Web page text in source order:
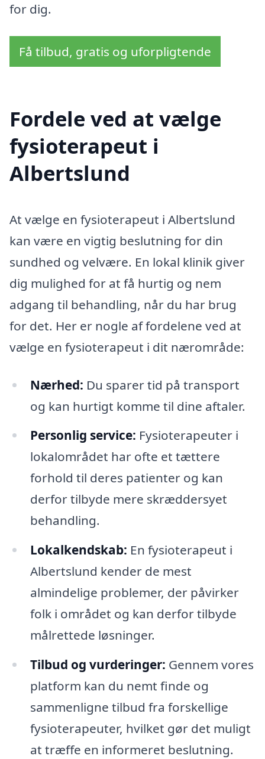
for dig.
Få tilbud, gratis og uforpligtende
Fordele ved at vælge
fysioterapeut i
Albertslund
At vælge en fysioterapeut i Albertslund
kan være en vigtig beslutning for din
sundhed og velvære. En lokal klinik giver
dig mulighed for at få hurtig og nem
adgang til behandling, når du har brug
for det. Her er nogle af fordelene ved at
vælge en fysioterapeut i dit nærområde:
Nærhed: Du sparer tid på transport
og kan hurtigt komme til dine aftaler.
Personlig service: Fysioterapeuter i
lokalområdet har ofte et tættere
forhold til deres patienter og kan
derfor tilbyde mere skræddersyet
behandling.
Lokalkendskab: En fysioterapeut i
Albertslund kender de mest
almindelige problemer, der påvirker
folk i området og kan derfor tilbyde
målrettede løsninger.
Tilbud og vurderinger: Gennem vores
platform kan du nemt finde og
sammenligne tilbud fra forskellige
fysioterapeuter, hvilket gør det muligt
at træffe en informeret beslutning.